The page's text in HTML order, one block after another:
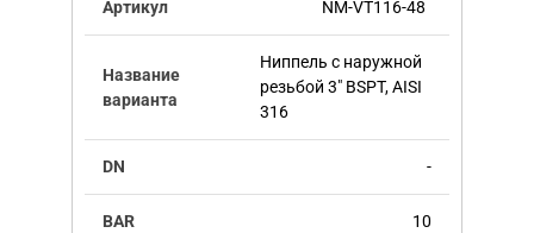
NM-VT116-48
Ниппель с наружной
резьбой 3" BSPT, AISI
316
-
10